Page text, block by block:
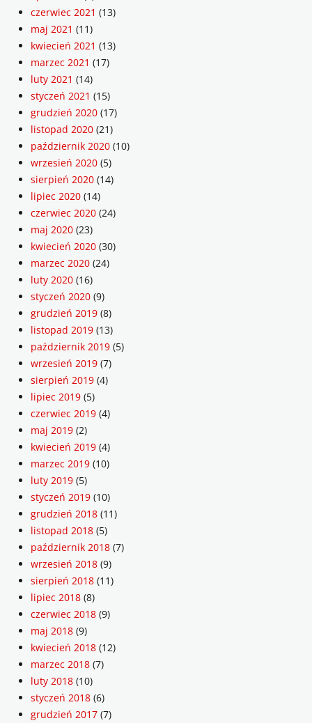
czerwiec 2021 (13)
maj 2021 (11)
kwiecień 2021 (13)
marzec 2021 (17)
luty 2021 (14)
styczeń 2021 (15)
grudzień 2020 (17)
listopad 2020 (21)
październik 2020 (10)
wrzesień 2020 (5)
sierpień 2020 (14)
lipiec 2020 (14)
czerwiec 2020 (24)
maj 2020 (23)
kwiecień 2020 (30)
marzec 2020 (24)
luty 2020 (16)
styczeń 2020 (9)
grudzień 2019 (8)
listopad 2019 (13)
październik 2019 (5)
wrzesień 2019 (7)
sierpień 2019 (4)
lipiec 2019 (5)
czerwiec 2019 (4)
maj 2019 (2)
kwiecień 2019 (4)
marzec 2019 (10)
luty 2019 (5)
styczeń 2019 (10)
grudzień 2018 (11)
listopad 2018 (5)
październik 2018 (7)
wrzesień 2018 (9)
sierpień 2018 (11)
lipiec 2018 (8)
czerwiec 2018 (9)
maj 2018 (9)
kwiecień 2018 (12)
marzec 2018 (7)
luty 2018 (10)
styczeń 2018 (6)
grudzień 2017 (7)